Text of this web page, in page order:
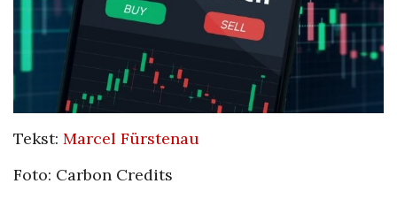
Tekst: Marcel Fürstenau
Foto: Carbon Credits